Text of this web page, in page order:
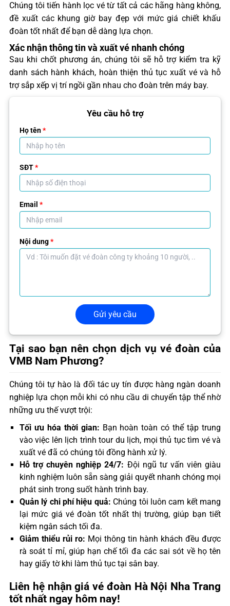
Chúng tôi tiến hành lọc vé từ tất cả các hãng hàng không,
đề xuất các khung giờ bay đẹp với mức giá chiết khấu
đoàn tốt nhất để bạn dễ dàng lựa chọn.
Xác nhận thông tin và xuất vé nhanh chóng
Sau khi chốt phương án, chúng tôi sẽ hỗ trợ kiểm tra kỹ
danh sách hành khách, hoàn thiện thủ tục xuất vé và hỗ
trợ sắp xếp vị trí ngồi gần nhau cho đoàn trên máy bay.
Yêu cầu hỗ trợ
Họ tên*
SĐT*
Email *
Nội dung*
Gửi yêu cầu
Tại sao bạn nên chọn dịch vụ vé đoàn của
VMB Nam Phương?
Chúng tôi tự hào là đối tác uy tín được hàng ngàn doanh
nghiệp lựa chọn mỗi khi có nhu cầu di chuyển tập thể nhờ
những ưu thế vượt trội:
Tối ưu hóa thời gian: Bạn hoàn toàn có thể tập trung
vào việc lên lịch trình tour du lịch, mọi thủ tục tìm vé và
xuất vé đã có chúng tôi đồng hành xử lý.
Hỗ trợ chuyên nghiệp 24/7: Đội ngũ tư vấn viên giàu
kinh nghiệm luôn sẵn sàng giải quyết nhanh chóng mọi
phát sinh trong suốt hành trình bay.
Quản lý chi phí hiệu quả: Chúng tôi luôn cam kết mang
lại mức giá vé đoàn tốt nhất thị trường, giúp bạn tiết
kiệm ngân sách tối đa.
Giảm thiểu rủi ro: Mọi thông tin hành khách đều được
rà soát tỉ mỉ, giúp hạn chế tối đa các sai sót về họ tên
hay giấy tờ khi làm thủ tục tại sân bay.
Liên hệ nhận giá vé đoàn Hà Nội Nha Trang
tốt nhất ngay hôm nay!